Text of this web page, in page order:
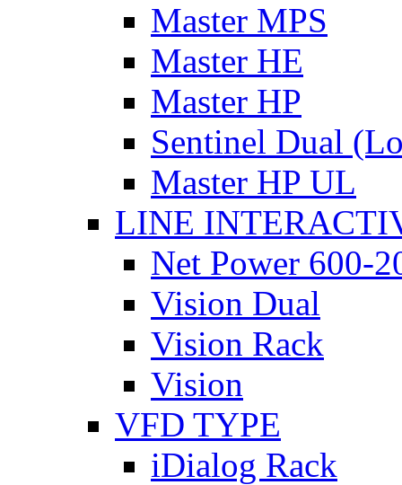
Master MPS
Master HE
Master HP
Sentinel Dual
Master HP UL
LINE
Net Power 600-
Vision Dual
Vision Rack
Vision
VFD TYPE
iDialog Rack